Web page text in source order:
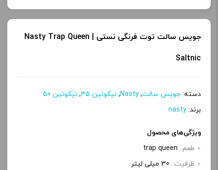
جویس سالت توت فرنگی نستی | Nasty Trap Queen
Saltnic
دسته: جویس سالت,
Nasty
, نیکوتین 35 , نیکوتین 50
برند: nasty
ویژگی‌های محصول
طعم:: trap queen
ظرفیت:: 30 میلی‌ لیتر